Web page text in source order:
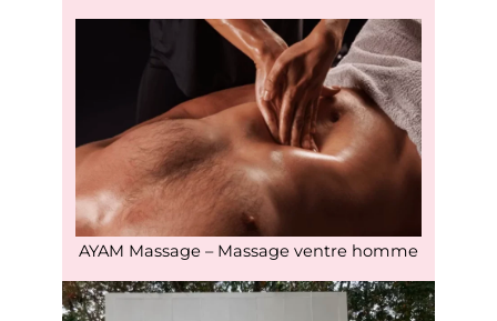
AYAM Massage – Massage ventre homme